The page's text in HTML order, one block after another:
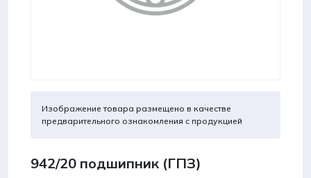
Изображение товара размещено в качестве
предварительного ознакомления с продукцией
942/20 подшипник (ГПЗ)